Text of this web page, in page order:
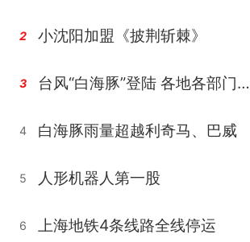
2 小沈阳加盟《披荆斩棘》
3 台风“白海豚”登陆 各地各部门全力应对
4 白海豚雨量超越利奇马、巴威
5 人形机器人第一股
6 上海地铁4条线路全线停运